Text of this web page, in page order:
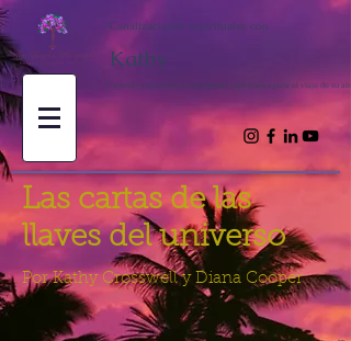
Kathy
Canalizaciones espirituales con
Trayendo inspiración y enseñanzas espirituales para el viaje de su
Las cartas de las
llaves del universo
Por Kathy Crosswell y Diana Cooper